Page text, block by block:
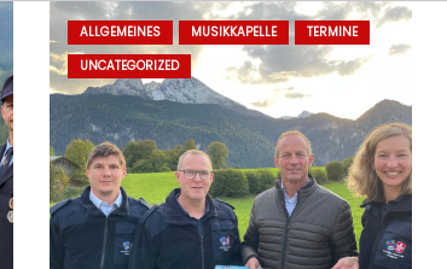
ALLGEMEINES MUSIKKAPELLE
TERMINE
UNCATEGORIZED